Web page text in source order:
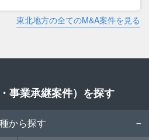
東北地方の全てのM&A案件を見る
事業承継案件）を探す
から探す